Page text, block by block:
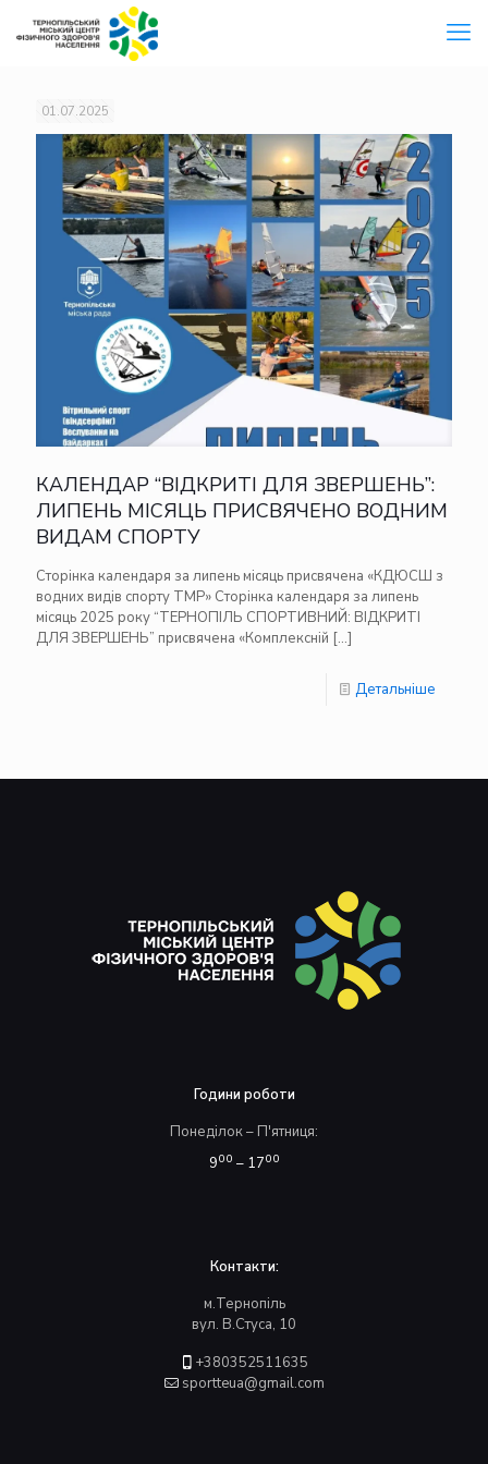
01.07.2025
КАЛЕНДАР “ВІДКРИТІ ДЛЯ ЗВЕРШЕНЬ”:
ЛИПЕНЬ МІСЯЦЬ ПРИСВЯЧЕНО ВОДНИМ
ВИДАМ СПОРТУ
Сторінка календаря за липень місяць присвячена «КДЮСШ з
водних видів спорту ТМР» Сторінка календаря за липень
місяць 2025 року “ТЕРНОПІЛЬ СПОРТИВНИЙ: ВІДКРИТІ
ДЛЯ ЗВЕРШЕНЬ” присвячена «Комплексній […]
Детальніше
Години роботи
Понеділок – П'ятниця:
900 – 1700
Контакти:
м.Тернопіль
вул. В.Стуса, 10
+380352511635
sportteua@gmail.com